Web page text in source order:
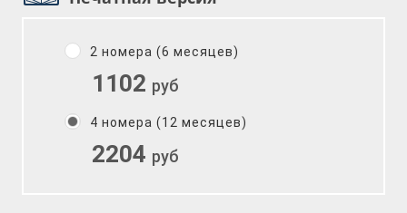
2 номера (6 месяцев)
1102 руб
4 номера (12 месяцев)
2204 руб